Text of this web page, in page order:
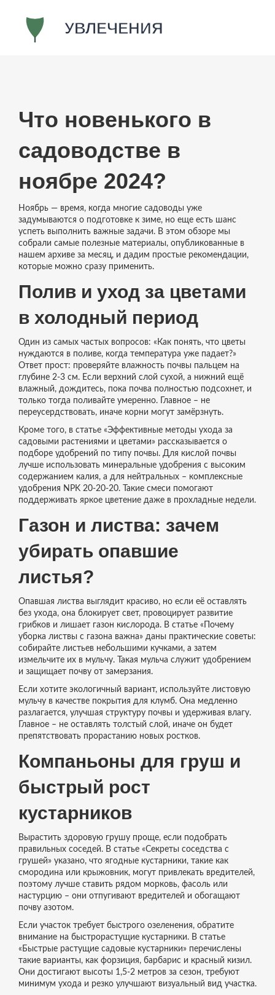
Что новенького в
садоводстве в
ноябре 2024?
Ноябрь — время, когда многие садоводы уже
задумываются о подготовке к зиме, но еще есть шанс
успеть выполнить важные задачи. В этом обзоре мы
собрали самые полезные материалы, опубликованные в
нашем архиве за месяц, и дадим простые рекомендации,
которые можно сразу применить.
Полив и уход за цветами
в холодный период
Один из самых частых вопросов: «Как понять, что цветы
нуждаются в поливе, когда температура уже падает?»
Ответ прост: проверяйте влажность почвы пальцем на
глубине 2‑3 см. Если верхний слой сухой, а нижний ещё
влажный, дождитесь, пока почва полностью подсохнет, и
только тогда поливайте умеренно. Главное – не
переусердствовать, иначе корни могут замёрзнуть.
Кроме того, в статье «Эффективные методы ухода за
садовыми растениями и цветами» рассказывается о
подборе удобрений по типу почвы. Для кислой почвы
лучше использовать минеральные удобрения с высоким
содержанием калия, а для нейтральных – комплексные
удобрения NPK 20‑20‑20. Такие смеси помогают
поддерживать яркое цветение даже в прохладные недели.
Газон и листва: зачем
убирать опавшие
листья?
Опавшая листва выглядит красиво, но если её оставлять
без ухода, она блокирует свет, провоцирует развитие
грибков и лишает газон кислорода. В статье «Почему
уборка листвы с газона важна» даны практические советы:
собирайте листьев небольшими кучками, а затем
измельчите их в мульчу. Такая мульча служит удобрением
и защищает почву от замерзания.
Если хотите экологичный вариант, используйте листовую
мульчу в качестве покрытия для клумб. Она медленно
разлагается, улучшая структуру почвы и удерживая влагу.
Главное – не оставлять толстый слой, иначе он будет
препятствовать прорастанию новых ростков.
Компаньоны для груш и
быстрый рост
кустарников
Вырастить здоровую грушу проще, если подобрать
правильных соседей. В статье «Секреты соседства с
грушей» указано, что ягодные кустарники, такие как
смородина или крыжовник, могут привлекать вредителей,
поэтому лучше ставить рядом морковь, фасоль или
настурцию – они отпугивают вредителей и обогащают
почву азотом.
Если участок требует быстрого озеленения, обратите
внимание на быстрорастущие кустарники. В статье
«Быстрые растущие садовые кустарники» перечислены
такие варианты, как форзиция, барбарис и красный кизил.
Они достигают высоты 1,5‑2 метров за сезон, требуют
минимум ухода и резко улучшают визуальный вид участка.